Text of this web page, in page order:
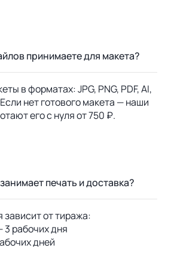
принимаете для макета?
в форматах: JPG, PNG, PDF, AI,
Если нет готового макета — наши
его с нуля от 750 ₽.
печать и доставка?
зависит от тиража:
3 рабочих дня
дней